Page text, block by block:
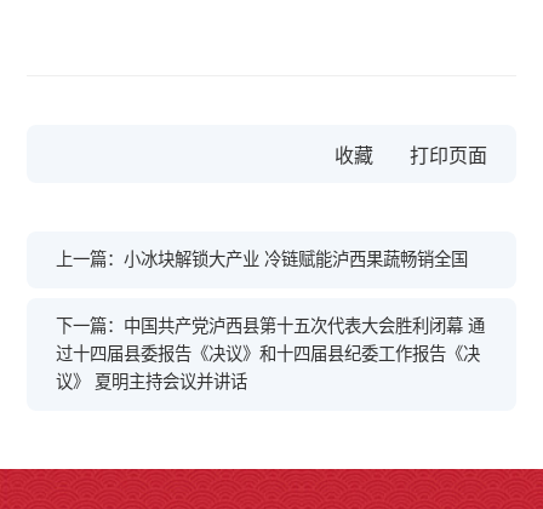
收藏
上一篇：小冰块解锁大产业 冷链赋能泸西果蔬畅销全国
下一篇：中国共产党泸西县第十五次代表大会胜利闭幕 通
过十四届县委报告《决议》和十四届县纪委工作报告《决
议》 夏明主持会议并讲话